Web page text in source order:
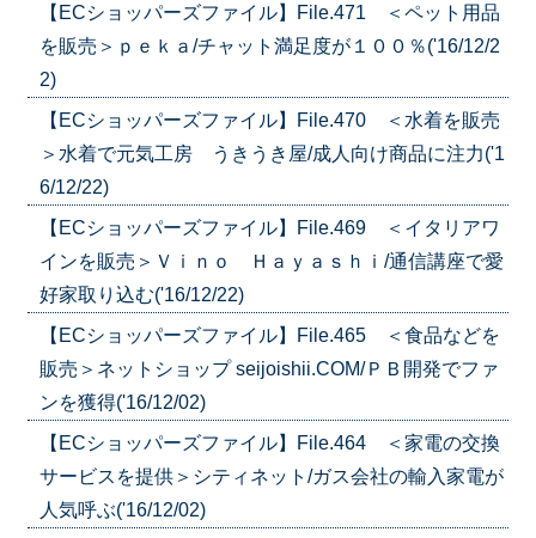
【ECショッパーズファイル】File.471 ＜ペット用品
を販売＞ｐｅｋａ/チャット満足度が１００％('16/12/2
2)
【ECショッパーズファイル】File.470 ＜水着を販売
＞水着で元気工房 うきうき屋/成人向け商品に注力('1
6/12/22)
【ECショッパーズファイル】File.469 ＜イタリアワ
インを販売＞Ｖｉｎｏ Ｈａｙａｓｈｉ/通信講座で愛
好家取り込む('16/12/22)
【ECショッパーズファイル】File.465 ＜食品などを
販売＞ネットショップ seijoishii.COM/ＰＢ開発でファ
ンを獲得('16/12/02)
【ECショッパーズファイル】File.464 ＜家電の交換
サービスを提供＞シティネット/ガス会社の輸入家電が
人気呼ぶ('16/12/02)